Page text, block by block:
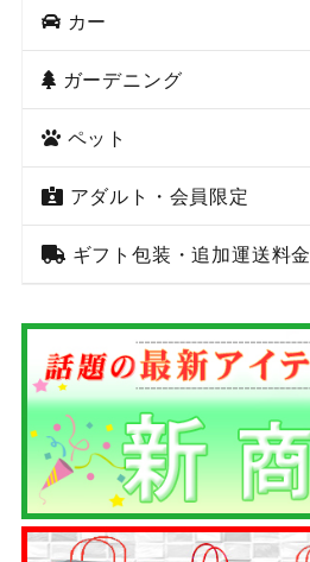
カー
ガーデニング
ペット
アダルト・会員限定
ギフト包装・追加運送料金